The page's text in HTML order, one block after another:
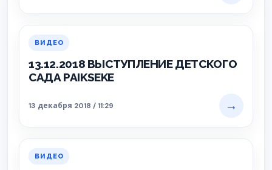
ВИДЕО
13.12.2018 ВЫСТУПЛЕНИЕ ДЕТСКОГО
САДА PAIKSEKE
13 декабря 2018 / 11:29 →
ВИДЕО